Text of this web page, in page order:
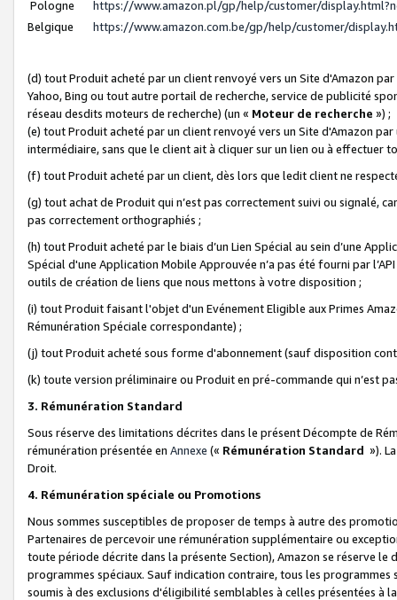
Pologne
https://www.amazon.pl/gp/help/customer/
Belgique
https://www.amazon.com.be/gp/help/customer/
(d) tout Produit acheté par un client renvoyé vers un Site d'Amazon
Yahoo, Bing ou tout autre portail de recherche, service de publicité
réseau desdits moteurs de recherche) (un « Moteur de recherche ») ;
(e) tout Produit acheté par un client renvoyé vers un Site d'Amazon
intermédiaire, sans que le client ait à cliquer sur un lien ou à
(f) tout Produit acheté par un client, dès lors que ledit client ne
(g) tout achat de Produit qui n’est pas correctement suivi ou signalé,
pas correctement orthographiés ;
(h) tout Produit acheté par le biais d’un Lien Spécial au sein d’une
Spécial d'une Application Mobile Approuvée n’a pas été fourni par
outils de création de liens que nous mettons à votre disposition ;
(i) tout Produit faisant l'objet d'un Evénement Eligible aux Primes
Rémunération Spéciale correspondante) ;
(j) tout Produit acheté sous forme d'abonnement (sauf disposition
(k) toute version préliminaire ou Produit en pré-commande qui n’est
3. Rémunération Standard
Sous réserve des limitations décrites dans le présent Décompte de
rémunération présentée en Annexe (« Rémunération Standard »).
Droit.
4. Rémunération spéciale ou Promotions
Nous sommes susceptibles de proposer de temps à autre des
Partenaires de percevoir une rémunération supplémentaire ou
toute période décrite dans la présente Section), Amazon se réserve
programmes spéciaux. Sauf indication contraire, tous les
soumis à des exclusions d'éligibilité semblables à celles présentées à